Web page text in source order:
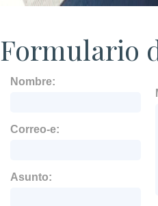
Formulario
Nombre:
Correo-e:
Asunto: